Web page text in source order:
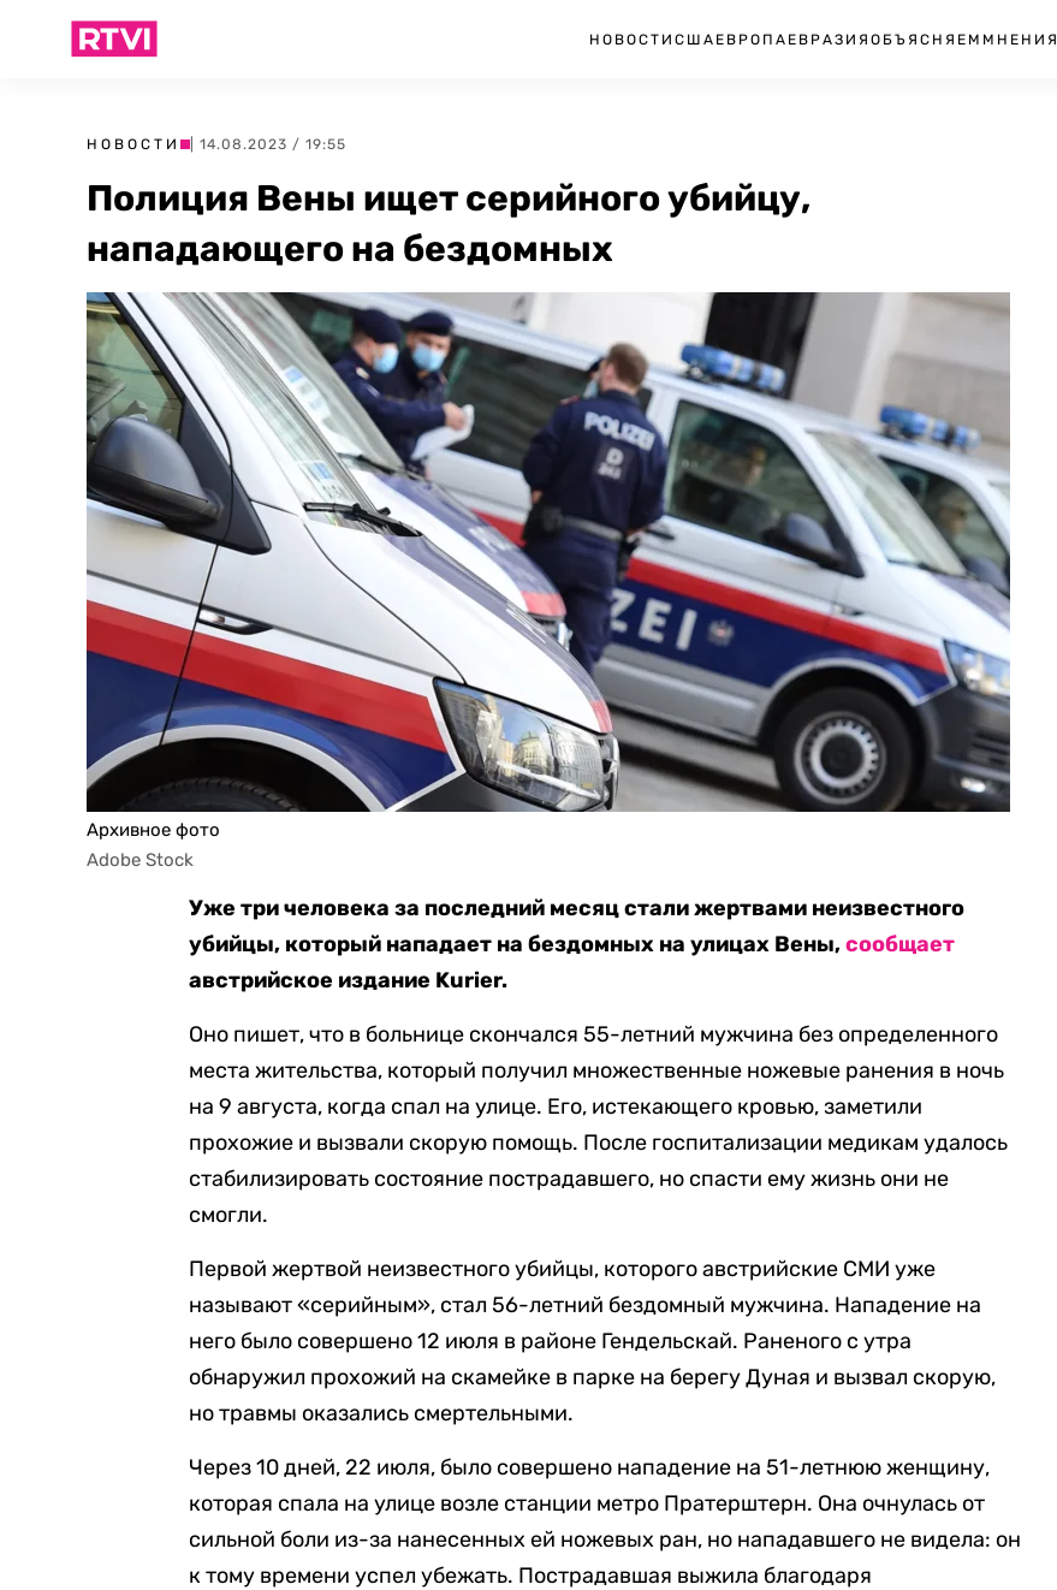
НОВОСТИ США ЕВРОПА ЕВРАЗИЯ ОБЪЯСНЯЕМ МНЕНИЯ
НОВОСТИ | 14.08.2023 / 19:55
Полиция Вены ищет серийного убийцу,
нападающего на бездомных
Архивное фото
Adobe Stock
Уже три человека за последний месяц стали жертвами неизвестного
убийцы, который нападает на бездомных на улицах Вены,сообщает
австрийское издание Kurier.
Оно пишет, что в больнице скончался 55-летний мужчина без определенного
места жительства, который получил множественные ножевые ранения в ночь
на 9 августа, когда спал на улице. Его, истекающего кровью, заметили
прохожие и вызвали скорую помощь. После госпитализации медикам удалось
стабилизировать состояние пострадавшего, но спасти ему жизнь они не
смогли.
Первой жертвой неизвестного убийцы, которого австрийские СМИ уже
называют «серийным», стал 56-летний бездомный мужчина. Нападение на
него было совершено 12 июля в районе Гендельскай. Раненого с утра
обнаружил прохожий на скамейке в парке на берегу Дуная и вызвал скорую,
но травмы оказались смертельными.
Через 10 дней, 22 июля, было совершено нападение на 51-летнюю женщину,
которая спала на улице возле станции метро Пратерштерн. Она очнулась от
сильной боли из-за нанесенных ей ножевых ран, но нападавшего не видела: он
к тому времени успел убежать. Пострадавшая выжила благодаря